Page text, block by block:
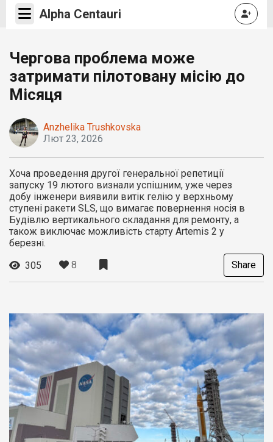
Alpha Centauri
Чергова проблема може
затримати пілотовану місію до
Місяця
Anzhelika Trushkovska
Лют 23, 2026
Хоча проведення другої генеральної репетиції
запуску 19 лютого визнали успішним, уже через
добу інженери виявили витік гелію у верхньому
ступені ракети SLS, що вимагає повернення носія в
Будівлю вертикального складання для ремонту, а
також виключає можливість старту Artemis 2 у
березні.
305
8 Share